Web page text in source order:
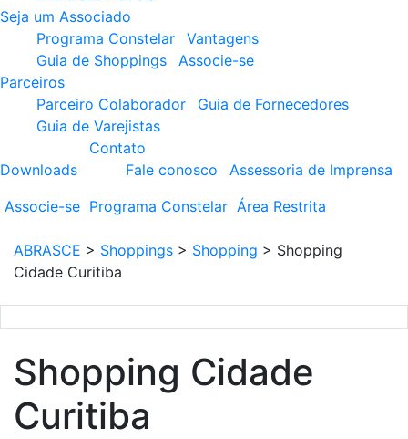
Seja um Associado
Programa Constelar
Vantagens
Guia de Shoppings
Associe-se
Parceiros
Parceiro Colaborador
Guia de Fornecedores
Guia de Varejistas
Downloads
Contato
Fale conosco
Assessoria de Imprensa
Associe-se Programa Constelar Área Restrita
ABRASCE > Shoppings > Shopping > Shopping
Cidade Curitiba
Shopping Cidade
Curitiba